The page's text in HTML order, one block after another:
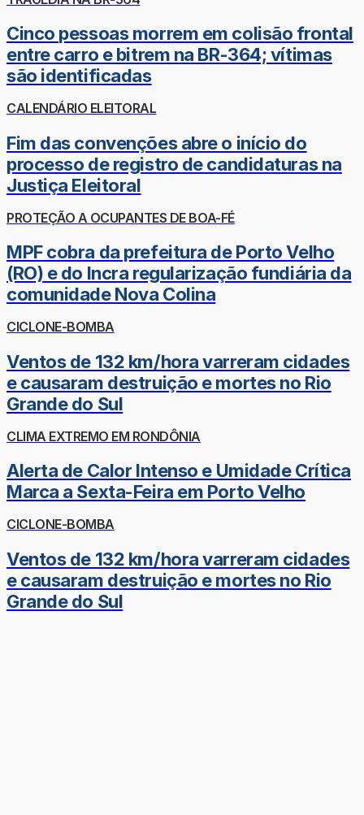
Cinco pessoas morrem em colisão frontal
entre carro e bitrem na BR-364; vítimas
são identificadas
CALENDÁRIO ELEITORAL
Fim das convenções abre o início do
processo de registro de candidaturas na
Justiça Eleitoral
PROTEÇÃO A OCUPANTES DE BOA-FÉ
MPF cobra da prefeitura de Porto Velho
(RO) e do Incra regularização fundiária da
comunidade Nova Colina
CICLONE-BOMBA
Ventos de 132 km/hora varreram cidades
e causaram destruição e mortes no Rio
Grande do Sul
CLIMA EXTREMO EM RONDÔNIA
Alerta de Calor Intenso e Umidade Crítica
Marca a Sexta-Feira em Porto Velho
CICLONE-BOMBA
Ventos de 132 km/hora varreram cidades
e causaram destruição e mortes no Rio
Grande do Sul